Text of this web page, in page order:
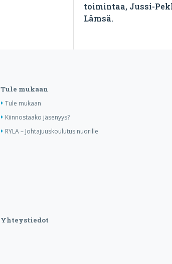
toimintaa, Jussi-
Lämsä.
Tule mukaan
Tule mukaan
Kiinnostaako jäsenyys?
RYLA – Johtajuuskoulutus nuorille
Yhteystiedot